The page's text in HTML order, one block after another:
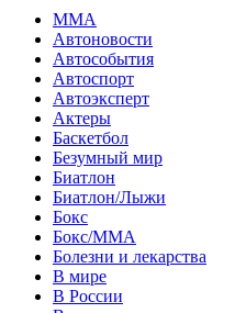
MMA
Автоновости
Автособытия
Автоспорт
Автоэксперт
Актеры
Баскетбол
Безумный мир
Биатлон
Биатлон/Лыжи
Бокс
Бокс/MMA
Болезни и лекарства
В мире
В России